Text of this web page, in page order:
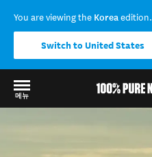
You are viewing the Koreaedition.
Switch to United States
메뉴
Back to my results